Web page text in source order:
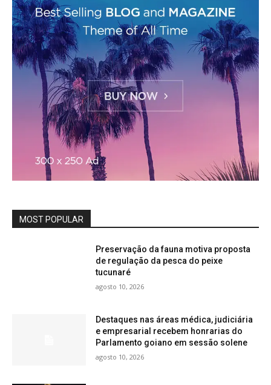
MOST POPULAR
Preservação da fauna motiva proposta
de regulação da pesca do peixe
tucunaré
agosto 10, 2026
Destaques nas áreas médica, judiciária
e empresarial recebem honrarias do
Parlamento goiano em sessão solene
agosto 10, 2026